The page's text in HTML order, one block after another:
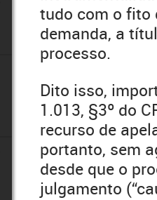
tudo com o fito
demanda, a
processo.
Dito isso,
1.013, §3º do
recurso de
portanto, sem
desde que o
julgamento